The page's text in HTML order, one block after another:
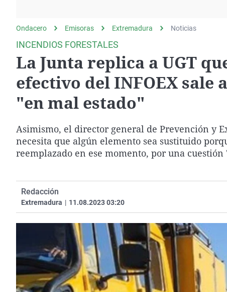
gato
Operación Viuda
Negra
Navarra
País Vasco
Ondacero Emisoras Extremadura Noticias
INCENDIOS FORESTALES
La Junta replica a UGT
efectivo del INFOEX sale
"en mal estado"
Asimismo, el director general de Prevención y
necesita que algún elemento sea sustituido
reemplazado en ese momento, por una
Redacción
Extremadura | 11.08.2023 03:20